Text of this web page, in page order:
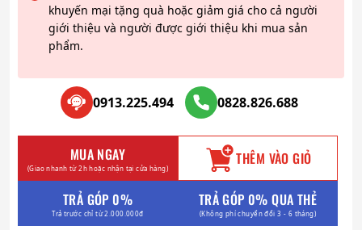
khuyến mại tặng quà hoặc giảm giá cho cả người
giới thiệu và người được giới thiệu khi mua sản
phẩm.
0913.225.494 0828.826.688
MUA NGAY
(Giao nhanh từ 2h hoặc nhận tại cửa hàng) THÊM VÀO GIỎ
TRẢ GÓP 0%
Trả trước chỉ từ 2.000.000đ
TRẢ GÓP 0% QUA THẺ
(Không phí chuyển đổi 3 - 6 tháng)